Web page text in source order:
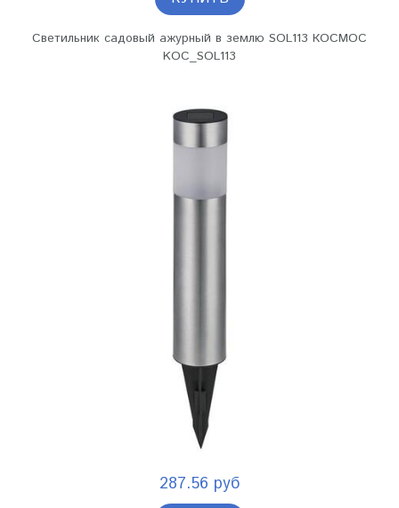
Светильник садовый ажурный в землю SOL113 КОСМОС
KOC_SOL113
287.56 руб